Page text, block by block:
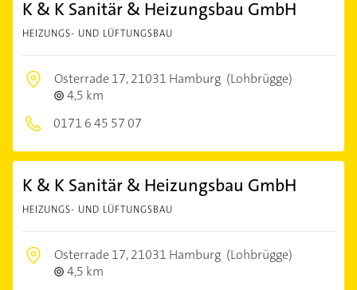
K & K Sanitär & Heizungsbau GmbH
HEIZUNGS- UND LÜFTUNGSBAU
Osterrade 17,21031 Hamburg (Lohbrügge)
4,5 km
0171 6 45 57 07
K & K Sanitär & Heizungsbau GmbH
HEIZUNGS- UND LÜFTUNGSBAU
Osterrade 17,21031 Hamburg (Lohbrügge)
4,5 km